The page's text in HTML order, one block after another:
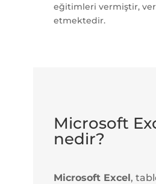
eğitimleri vermiştir,
etmektedir.
Microsoft
nedir?
Microsoft Excel,